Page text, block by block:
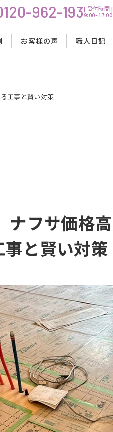
962-193[ 受付時間 ]
理念
水回りリフォーム工事
水回りリフォーム工事
お客様の声
水回りリフォーム工事
職人日記
料金・費用について
工事と賢い対策
ナフサ価格
と賢い対策